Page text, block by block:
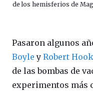
de los hemisferios de
Pasaron algunos
Boyle y Robert
de las bombas de
experimentos más